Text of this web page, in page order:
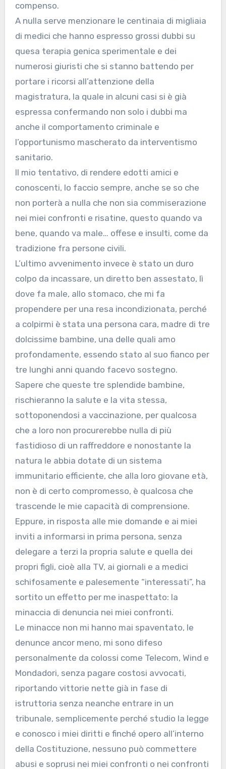
compenso.
A nulla serve menzionare le centinaia di migliaia
di medici che hanno espresso grossi dubbi su
quesa terapia genica sperimentale e dei
numerosi giuristi che si stanno battendo per
portare i ricorsi all’attenzione della
magistratura, la quale in alcuni casi si è già
espressa confermando non solo i dubbi ma
anche il comportamento criminale e
l’opportunismo mascherato da interventismo
sanitario.
Il mio tentativo, di rendere edotti amici e
conoscenti, lo faccio sempre, anche se so che
non porterà a nulla che non sia commiserazione
nei miei confronti e risatine, questo quando va
bene, quando va male… offese e insulti, come da
tradizione fra persone civili.
L’ultimo avvenimento invece è stato un duro
colpo da incassare, un diretto ben assestato, lì
dove fa male, allo stomaco, che mi fa
propendere per una resa incondizionata, perché
a colpirmi è stata una persona cara, madre di tre
dolcissime bambine, una delle quali amo
profondamente, essendo stato al suo fianco per
tre lunghi anni quando facevo sostegno.
Sapere che queste tre splendide bambine,
rischieranno la salute e la vita stessa,
sottoponendosi a vaccinazione, per qualcosa
che a loro non procurerebbe nulla di più
fastidioso di un raffreddore e nonostante la
natura le abbia dotate di un sistema
immunitario efficiente, che alla loro giovane età,
non è di certo compromesso, è qualcosa che
trascende le mie capacità di comprensione.
Eppure, in risposta alle mie domande e ai miei
inviti a informarsi in prima persona, senza
delegare a terzi la propria salute e quella dei
propri figli, cioè alla TV, ai giornali e a medici
schifosamente e palesemente “interessati”, ha
sortito un effetto per me inaspettato: la
minaccia di denuncia nei miei confronti.
Le minacce non mi hanno mai spaventato, le
denunce ancor meno, mi sono difeso
personalmente da colossi come Telecom, Wind e
Mondadori, senza pagare costosi avvocati,
riportando vittorie nette già in fase di
istruttoria senza neanche entrare in un
tribunale, semplicemente perché studio la legge
e conosco i miei diritti e finché opero all’interno
della Costituzione, nessuno può commettere
abusi e soprusi nei miei confronti o nei confronti